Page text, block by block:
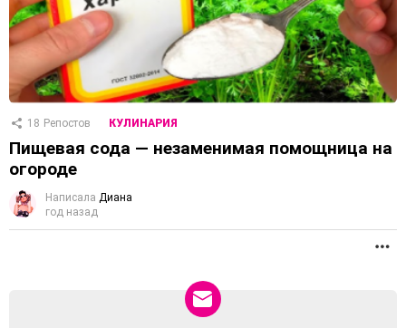
18 Репостов КУЛИНАРИЯ
Пищевая сода — незаменимая помощница на
огороде
Написала Диана
год назад